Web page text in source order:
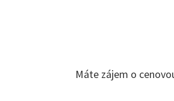
Máte zájem o